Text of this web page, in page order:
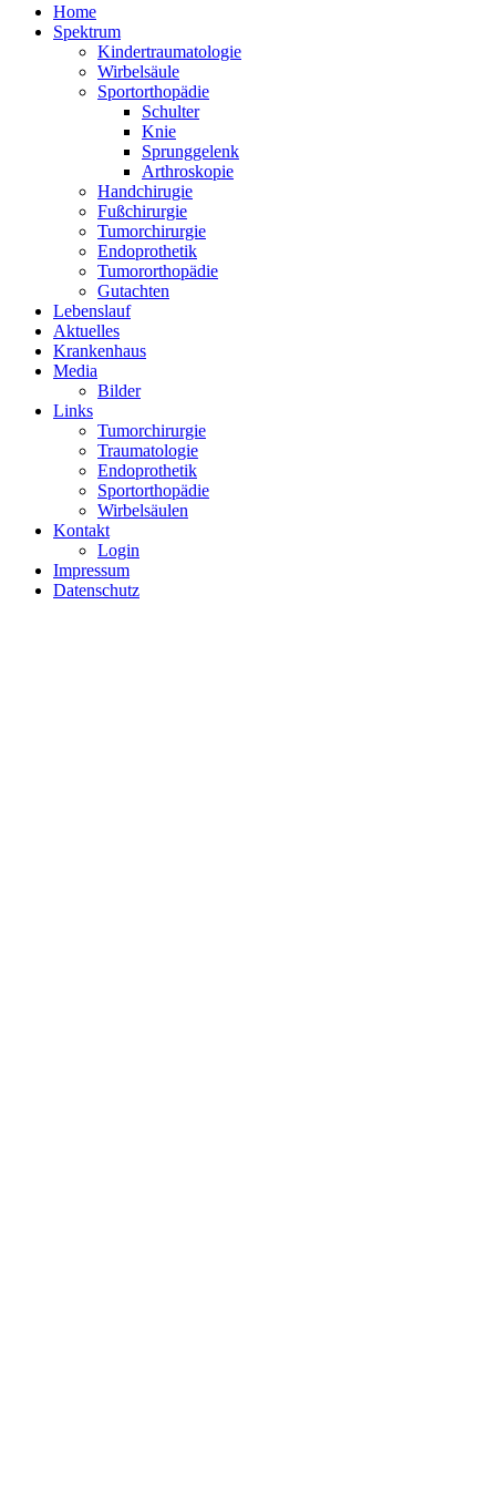
Home
Spektrum
Kindertraumatologie
Wirbelsäule
Sportorthopädie
Schulter
Knie
Sprunggelenk
Arthroskopie
Handchirugie
Fußchirurgie
Tumorchirurgie
Endoprothetik
Tumororthopädie
Gutachten
Lebenslauf
Aktuelles
Krankenhaus
Media
Bilder
Links
Tumorchirurgie
Traumatologie
Endoprothetik
Sportorthopädie
Wirbelsäulen
Kontakt
Login
Impressum
Datenschutz